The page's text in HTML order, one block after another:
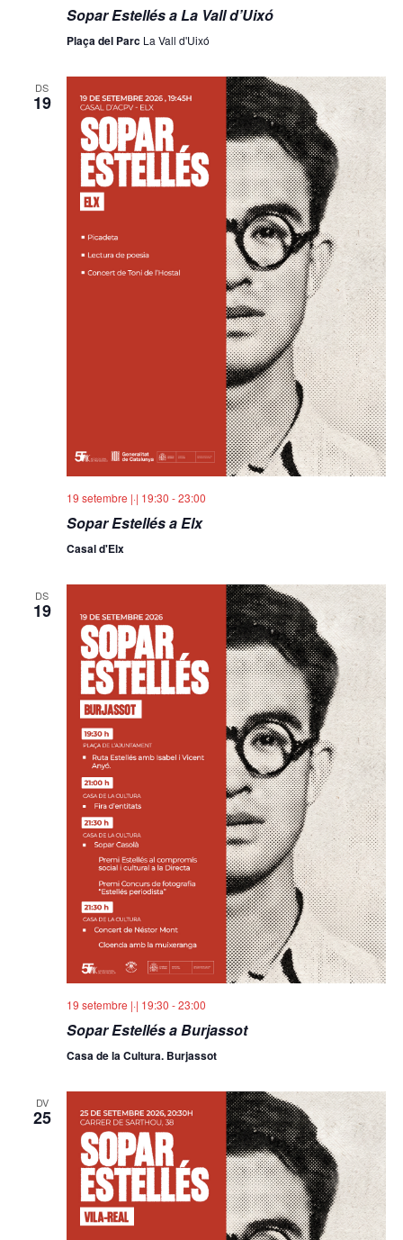
Sopar Estellés a La Vall d’Uixó
Plaça del Parc La Vall d'Uixó
DS
19
19 setembre |·| 19:30 -23:00
Sopar Estellés a Elx
Casal d'Elx
DS
19
19 setembre |·| 19:30 -23:00
Sopar Estellés a Burjassot
Casa de la Cultura. Burjassot
DV
25